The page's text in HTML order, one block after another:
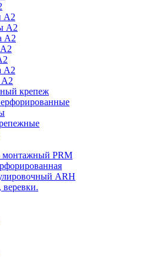
А2
А2
А2
А2
крепеж
монтажный PRM
ARH